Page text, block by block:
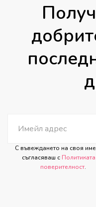
С въвеждането на своя
съгласяваш с
поверителност.